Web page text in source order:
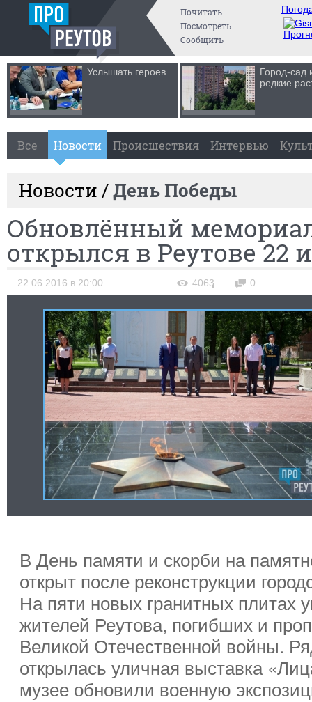
Почитать
Посмотреть
Сообщить
Услышать героев
Город-сад
редкие
Все Новости Происшествия Интервью
Новости /День Победы
Обновлённый
открылся в Реутове 22
22.06.2016 в 20:00 4063 0
В День памяти и скорби на
открыт после реконструкции
На пяти новых гранитных плитах
жителей Реутова, погибших и
Великой Отечественной войны.
открылась уличная выставка
музее обновили военную